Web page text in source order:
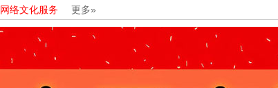
网络文化服务 更多»